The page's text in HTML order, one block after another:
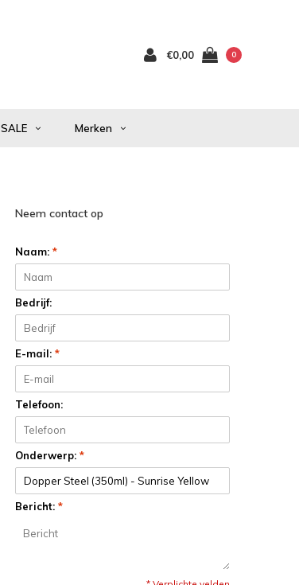
€0,00 0
SALE Merken
Neem contact op
Naam: *
Bedrijf:
E-mail: *
Telefoon:
Onderwerp: *
Bericht: *